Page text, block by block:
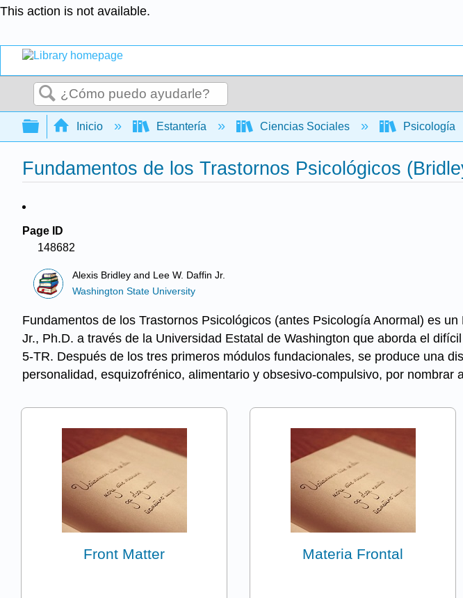
This action is not available.
Buscar
Expandir/contraer jerarquía global
Inicio Estantería Ciencias Sociales Psicología
Fundamentos de los Trastornos Psicológicos
Page ID
148682
Alexis Bridley and Lee W. Daffin Jr.
Washington State University
Fundamentos de los Trastornos Psicológicos (antes Psicología Anormal) es
Jr., Ph.D. a través de la Universidad Estatal de Washington que aborda el
5-TR. Después de los tres primeros módulos fundacionales, se produce una
personalidad, esquizofrénico, alimentario y obsesivo-compulsivo, por nombrar
Front Matter Materia Frontal